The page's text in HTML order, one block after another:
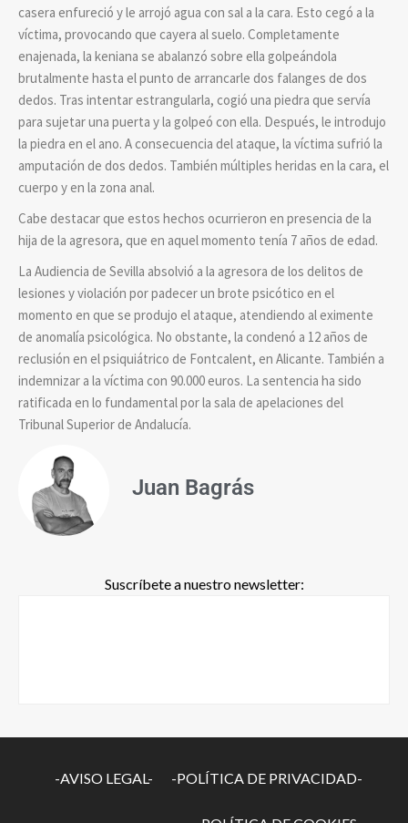
casera enfureció y le arrojó agua con sal a la cara. Esto cegó a la
víctima, provocando que cayera al suelo. Completamente
enajenada, la keniana se abalanzó sobre ella golpeándola
brutalmente hasta el punto de arrancarle dos falanges de dos
dedos. Tras intentar estrangularla, cogió una piedra que servía
para sujetar una puerta y la golpeó con ella. Después, le introdujo
la piedra en el ano. A consecuencia del ataque, la víctima sufrió la
amputación de dos dedos. También múltiples heridas en la cara, el
cuerpo y en la zona anal.
Cabe destacar que estos hechos ocurrieron en presencia de la
hija de la agresora, que en aquel momento tenía 7 años de edad.
La Audiencia de Sevilla absolvió a la agresora de los delitos de
lesiones y violación por padecer un brote psicótico en el
momento en que se produjo el ataque, atendiendo al eximente
de anomalía psicológica. No obstante, la condenó a 12 años de
reclusión en el psiquiátrico de Fontcalent, en Alicante. También a
indemnizar a la víctima con 90.000 euros. La sentencia ha sido
ratificada en lo fundamental por la sala de apelaciones del
Tribunal Superior de Andalucía.
Juan Bagrás
Suscríbete a nuestro newsletter:
-AVISO LEGAL- -POLÍTICA DE PRIVACIDAD-